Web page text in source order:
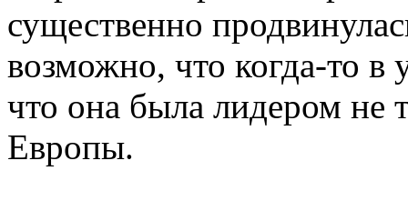
существенно
возможно, что когда-то в
что она была лидером не
Европы.